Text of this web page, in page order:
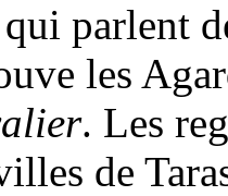
parlent
les
. Les
de